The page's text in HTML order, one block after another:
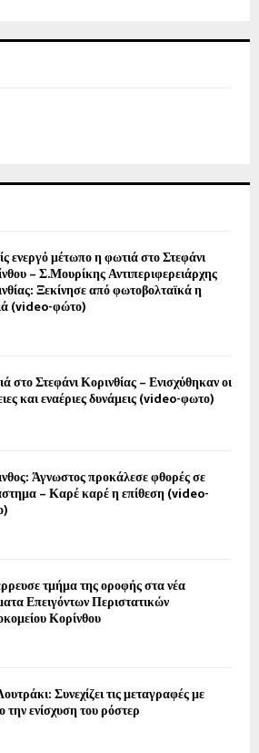
ενεργό μέτωπο η φωτιά στο Στεφάνι
– Σ.Μουρίκης Αντιπεριφερειάρχης
Ξεκίνησε από φωτοβολταϊκά η
(video-φώτο)
στο Στεφάνι Κορινθίας – Ενισχύθηκαν οι
και εναέριες δυνάμεις (video-φωτο)
Άγνωστος προκάλεσε φθορές σε
– Καρέ καρέ η επίθεση (video-
τμήμα της οροφής στα νέα
Επειγόντων Περιστατικών
Κορίνθου
Συνεχίζει τις μεταγραφές με
την ενίσχυση του ρόστερ